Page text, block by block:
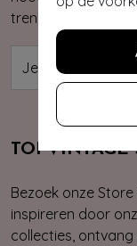
trends,
TOPVINTAGE
Bezoek onze
inspireren door
collecties,